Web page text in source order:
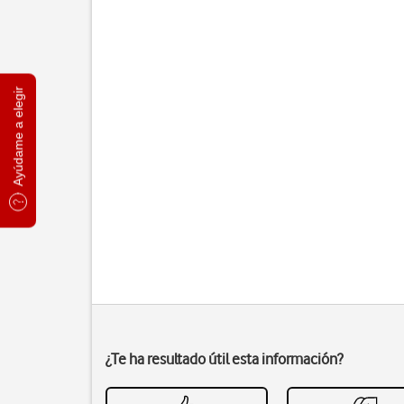
Ayúdame a elegir
¿Te ha resultado útil esta información?